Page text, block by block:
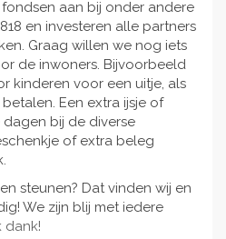
aan bij onder andere
en investeren alle partners
Graag willen we nog iets
de inwoners. Bijvoorbeeld
kinderen voor een uitje, als
Een extra ijsje of
bij de diverse
of extra beleg
steunen? Dat vinden wij en
We zijn blij met iedere
dank!